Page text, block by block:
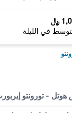
﷼
في الليلة
- تورونتو